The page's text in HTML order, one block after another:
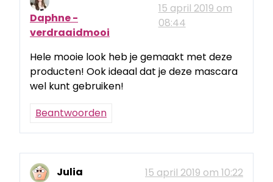
Daphne -
verdraaidmooi
15 april 2019 om
08:44
Hele mooie look heb je gemaakt met deze
producten! Ook ideaal dat je deze mascara
wel kunt gebruiken!
Beantwoorden
Julia
15 april 2019 om 10:22